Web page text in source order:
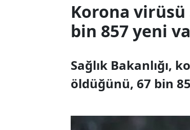
Korona virüsü
bin 857 yeni
Sağlık Bakanlığı,
öldüğünü, 67 bin